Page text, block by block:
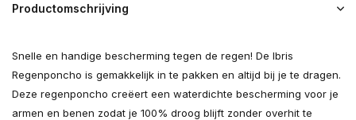
Productomschrijving
Snelle en handige bescherming tegen de regen! De Ibris
Regenponcho is gemakkelijk in te pakken en altijd bij je te dragen.
Deze regenponcho creëert een waterdichte bescherming voor je
armen en benen zodat je 100% droog blijft zonder overhit te